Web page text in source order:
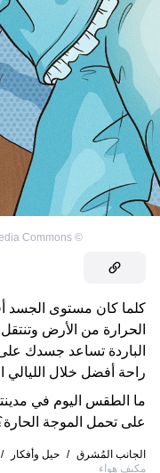
©
Commons
كلما كان مستوى الجسد
الحرارة من الأرض
الباردة تساعد جسدك
راحة أفضل خلال الليالي
ما الطقس اليوم في
على تحمل الموجة
الجانب المُشرق / حيل وأفكار /
مكيف هواء